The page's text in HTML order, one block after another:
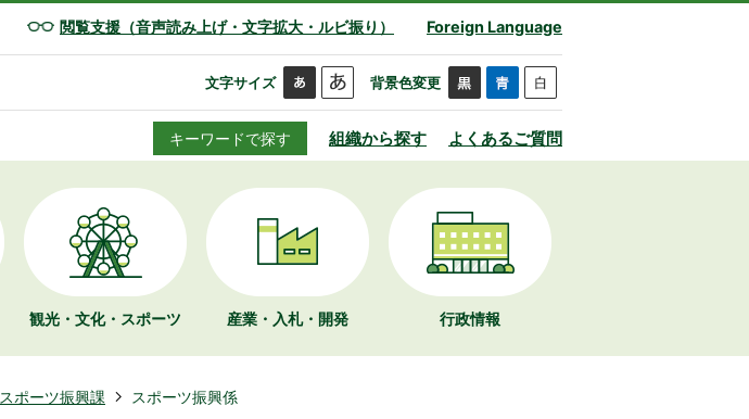
閲覧支援（音声読み上げ・文字拡大・ルビ振り） Foreign Language
文字サイズ 背景色変更
キーワードで探す 組織から探す よくあるご質問
観光・文化・ スポーツ 産業・入札・開発 行政情報
スポーツ振興課 スポーツ振興係